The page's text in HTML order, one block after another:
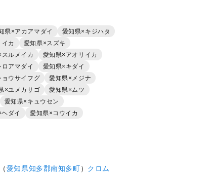
県×アカアマダイ
愛知県×キジハタ
カ
愛知県×スズキ
ルメイカ
愛知県×アオリイカ
アマダイ
愛知県×キダイ
ョウサイフグ
愛知県×メジナ
×ユメカサゴ
愛知県×ムツ
愛知県×キュウセン
ダイ 愛知県×コウイカ
（愛知県知多郡南知多町） クロム